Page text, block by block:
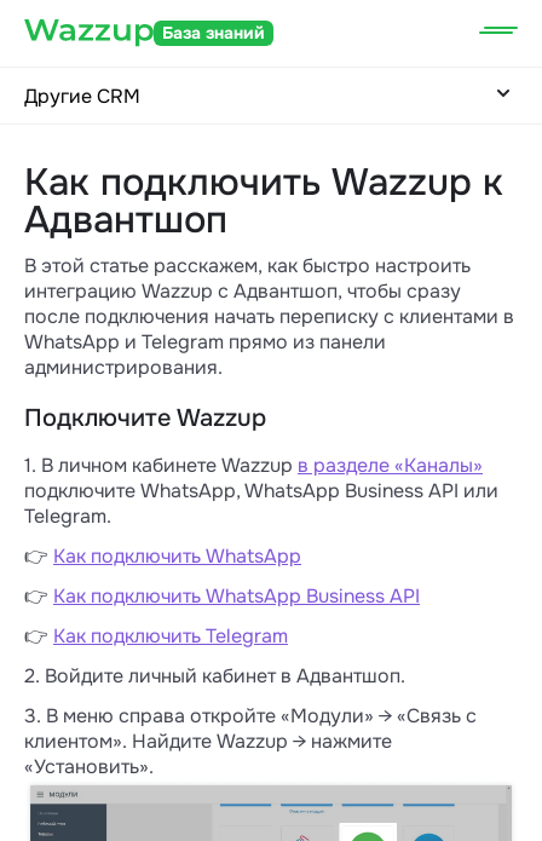
База знаний
Другие CRM
Как подключить Wazzup к
Адвантшоп
В этой статье расскажем, как быстро настроить
интеграцию Wazzup с Адвантшоп, чтобы сразу
после подключения начать переписку с клиентами в
WhatsApp и Telegram прямо из панели
администрирования.
Подключите Wazzup
1. В личном кабинете Wazzup в разделе «Каналы»
подключите WhatsApp, WhatsApp Business API или
Telegram.
👉 Как подключить WhatsApp
👉 Как подключить WhatsApp Business API
👉 Как подключить Telegram
2. Войдите личный кабинет в Адвантшоп.
3. В меню справа откройте «Модули» → «Связь с
клиентом». Найдите Wazzup → нажмите
«Установить».